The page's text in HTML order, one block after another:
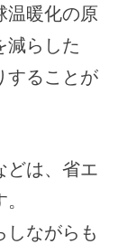
温暖化の原
減らした
することが
どは、省エ
しながらも